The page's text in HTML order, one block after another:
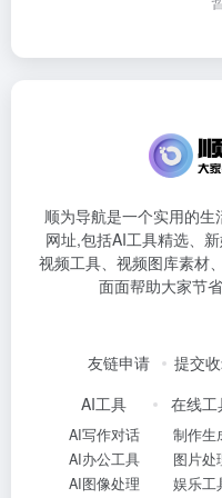
顺为导航是一个实用的
网址,包括AI工具精选、
视频工具、视频图库素材
面面帮助大家节
友链申请 提交
AI工具
AI写作对话
AI办公工具
AI图像处理
在线工
制作生
图片处
娱乐工